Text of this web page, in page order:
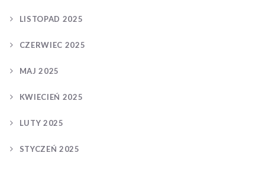
LISTOPAD 2025
CZERWIEC 2025
MAJ 2025
KWIECIEŃ 2025
LUTY 2025
STYCZEŃ 2025